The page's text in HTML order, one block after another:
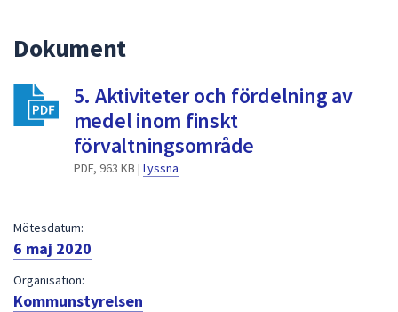
att
välja
Dokument
5. Aktiviteter och fördelning av
medel inom finskt
förvaltningsområde
PDF, 963 KB | Lyssna
Mötesdatum:
6 maj 2020
Organisation:
Kommunstyrelsen